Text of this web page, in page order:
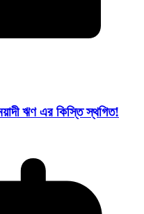
ঋণ এর কিস্তি স্থগিত!